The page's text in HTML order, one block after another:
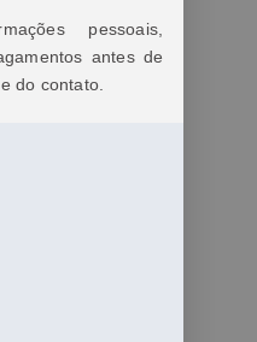
e oferecemos
atendendo a
disponibilizamos
pessoais,
antes de
do contato.